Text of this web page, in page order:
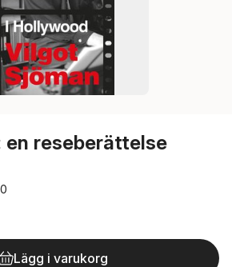
en reseberättelse
Lägg i varukorg